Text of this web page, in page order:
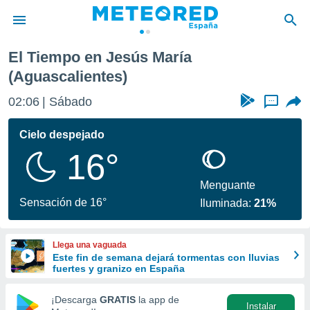
de
para
la
calidad.
a este
forma
digital
El Tiempo en Jesús María
(Aguascalientes)
02:06 Sábado ...
Cielo despejado
16°
Sensación de 16°
Menguante
Iluminada:21%
Llega una vaguada
Este fin de semana dejará tormentas con lluvias
fuertes y granizo en España
¡Descarga GRATIS la app de
Instalar